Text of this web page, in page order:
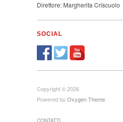
Direttore: Margherita Criscuolo
SOCIAL
Copyright © 2026
Powered by Oxygen Theme.